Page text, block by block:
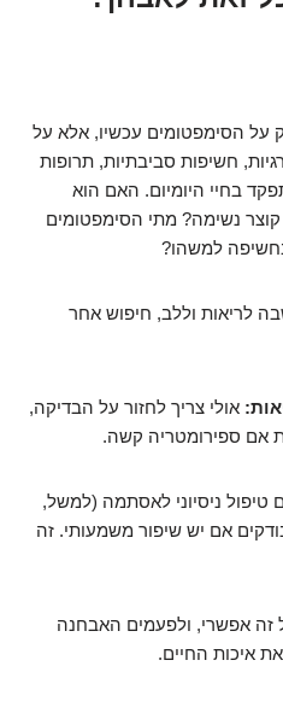
על הסימפטומים עכשיו, אלא על
חשיפות סביבתיות, תרופות
בחיי היומיום. האם הוא
נשימה? מתי הסימפטומים
למשהו?
לריאות וללב, חיפוש אחר
אולי צריך לחזור על הבדיקה,
אם ספירומטריה קשה.
טיפול ניסיוני לאסתמה (למשל,
אם יש שיפור משמעותי. זה
זה אפשרי, ולפעמים האבחנה
איכות החיים.